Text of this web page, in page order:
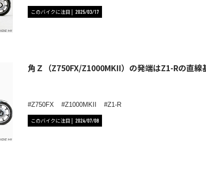
このバイクに注目 2025/03/17
角Ｚ（Z750FX/Z1000MKII）の発端はZ1-Rの直線
Z750FX Z1000MKII Z1-R
このバイクに注目 2024/07/08